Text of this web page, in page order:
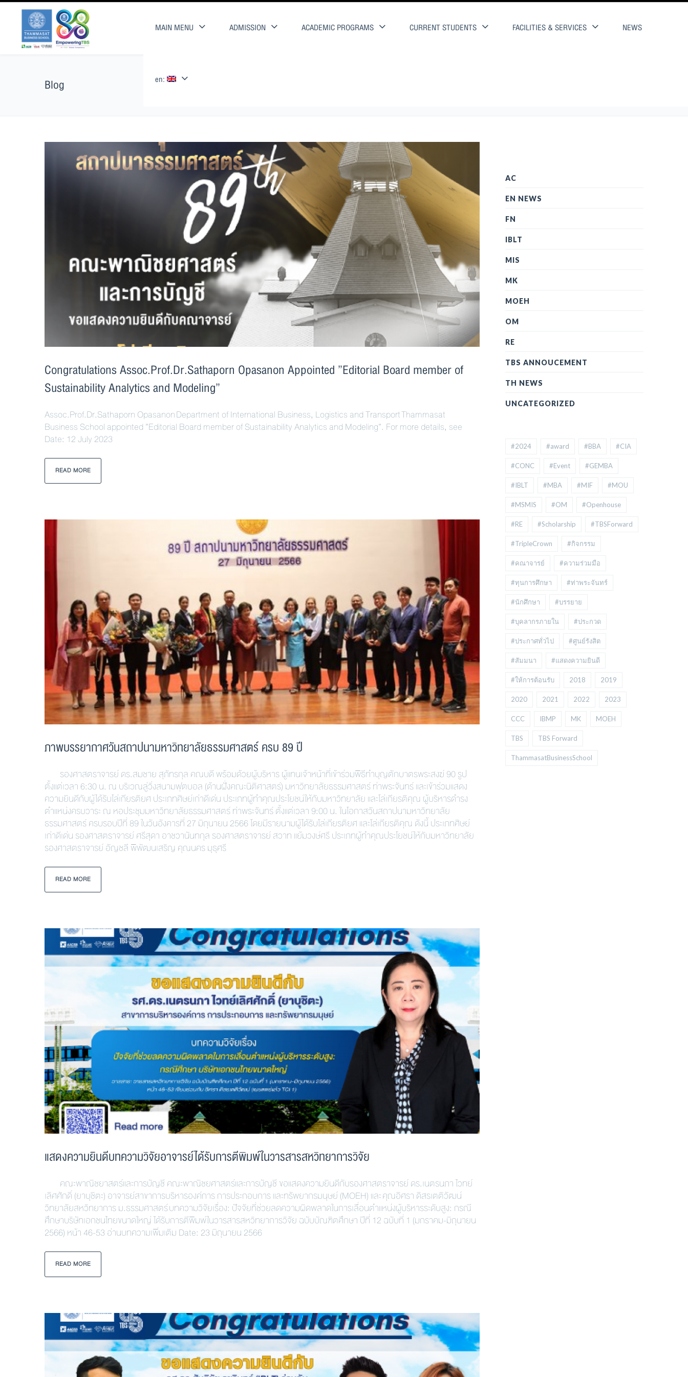
MAIN MENU ADMISSION ACADEMIC PROGRAMS CURRENT STUDENTS FACILITIES & SERVICES NEWS
en:
Blog
Congratulations Assoc.Prof.Dr.Sathaporn Opasanon Appointed ”Editorial Board member of
Sustainability Analytics and Modeling”
Assoc.Prof.Dr.Sathaporn Opasanon Department of International Business, Logistics and Transport Thammasat
Business School appointed ”Editorial Board member of Sustainability Analytics and Modeling”. For more details, see
Date: 12 July 2023
READ MORE
ภาพบรรยากาศวันสถาปนามหาวิทยาลัยธรรมศาสตร์ ครบ 89 ปี
รองศาสตราจารย์ ดร.สมชาย สุภัทรกุล คณบดี พร้อมด้วยผู้บริหาร ผู้แทนเจ้าหน้าที่เข้าร่วมพิธีทำบุญตักบาตรพระสงฆ์ 90 รูป
ตั้งแต่เวลา 6:30 น. ณ บริเวณลู่วิ่งสนามฟุตบอล (ด้านฝั่งคณะนิติศาสตร์) มหาวิทยาลัยธรรมศาสตร์ ท่าพระจันทร์ และเข้าร่วมแสดง
ความยินดีกับผู้ได้รับโล่เกียรติยศ ประเภทศิษย์เก่าดีเด่น ประเภทผู้ทำคุณประโยชน์ให้กับมหาวิทยาลัย และโล่เกียรติคุณ ผู้บริหารดำรง
ตำแหน่งครบวาระ ณ หอประชุมมหาวิทยาลัยธรรมศาสตร์ ท่าพระจันทร์ ตั้งแต่เวลา 9:00 น. ในโอกาสวันสถาปนามหาวิทยาลัย
ธรรมศาสตร์ ครบรอบปีที่ 89 ในวันอังคารที่ 27 มิถุนายน 2566 โดยมีรายนามผู้ได้รับโล่เกียรติยศ และโล่เกียรติคุณ ดังนี้ ประเภทศิษย์
เก่าดีเด่น รองศาสตราจารย์ ศรีสุดา อาชวานันทกุล รองศาสตราจารย์ สวาท แย้มวงษ์ศรี ประเภทผู้ทำคุณประโยชน์ให้กับมหาวิทยาลัย
รองศาสตราจารย์ อัญชลี พิพัฒนเสริญ คุณนคร มุธุศรี
READ MORE
แสดงความยินดีบทความวิจัยอาจารย์ได้รับการตีพิมพ์ในวารสารสหวิทยาการวิจัย
คณะพาณิชยาสตร์และการบัญชี คณะพาณิชยศาสตร์และการบัญชี ขอแสดงความยินดีกับรองศาสตราจารย์ ดร.เนตรนภา ไวทย์
เลิศศักดิ์ (ยาบุชิตะ) อาจารย์สาขาการบริหารองค์การ การประกอบการ และทรัพยากรมนุษย์ (MOEH) และ คุณอิศรา ดิสรเตติวัฒน์
วิทยาลัยสหวิทยาการ ม.ธรรมศาสตร์ บทความวิจัยเรื่อง: ปัจจัยที่ช่วยลดความผิดพลาดในการเลื่อนตำแหน่งผู้บริหารระดับสูง: กรณี
ศึกษาบริษัทเอกชนไทยขนาดใหญ่ ได้รับการตีพิมพ์ในวารสารสหวิทยาการวิจัย ฉบับบัณฑิตศึกษา ปีที่ 12 ฉบับที่ 1 (มกราคม-มิถุนายน
2566) หน้า 46-53 อ่านบทความเพิ่มเติม Date: 23 มิถุนายน 2566
READ MORE
AC
EN NEWS
FN
IBLT
MIS
MK
MOEH
OM
RE
TBS ANNOUCEMENT
TH NEWS
UNCATEGORIZED
#2024 #award #BBA #CIA
#CONC #Event #GEMBA
#IBLT #MBA #MIF #MOU
#MSMIS #OM #Openhouse
#RE #Scholarship #TBSForward
#TripleCrown #กิจกรรม
#คณาจารย์ #ความร่วมมือ
#ทุนการศึกษา #ท่าพระจันทร์
#นักศึกษา #บรรยาย
#บุคลากรภายใน #ประกวด
#ประกาศทั่วไป #ศูนย์รังสิต
#สัมมนา #แสดงความยินดี
#ให้การต้อนรับ 2018 2019
2020 2021 2022 2023
CCC IBMP MK MOEH
TBS TBS Forward
ThammasatBusinessSchool